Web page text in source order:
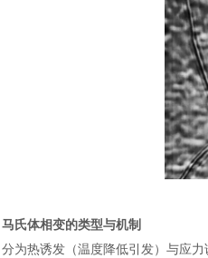
马氏体相变的类型与机制
分为热诱发（温度降低引发）与应